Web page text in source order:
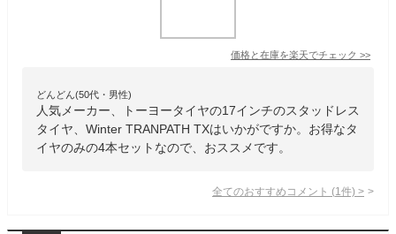
価格と在庫を楽天でチェック >>
どんどん(50代・男性)
人気メーカー、トーヨータイヤの17インチのスタッドレス
タイヤ、Winter TRANPATH TXはいかがですか。お得なタ
イヤのみの4本セットなので、おススメです。
全てのおすすめコメント (1 件) >